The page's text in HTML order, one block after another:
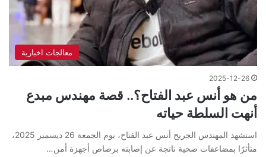
معالجات اخبارية
2025-12-26
من هو أنس عبد الفتاح؟.. قصة مهندس مبدع
أنهت السلطة حياته
استشهد المهندس الجريح أنس عبد الفتاح، يوم الجمعة 26 ديسمبر 2025،
متأثرًا بمضاعفات صحية ناتجة عن إصابته برصاص أجهزة أمن…